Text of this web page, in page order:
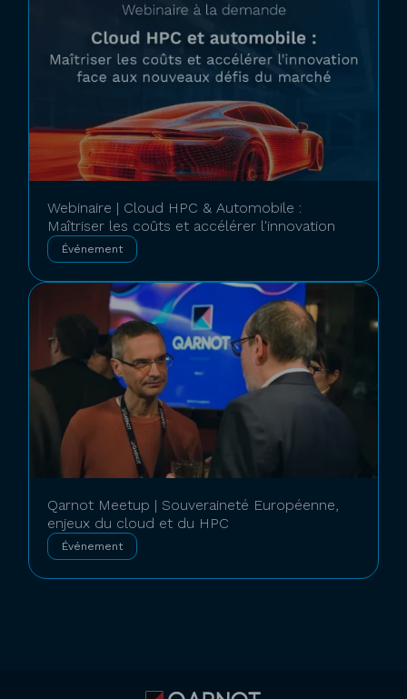
Webinaire | Cloud HPC & Automobile :
Maîtriser les coûts et accélérer l'innovation
Événement
Qarnot Meetup | Souveraineté Européenne,
enjeux du cloud et du HPC
Événement